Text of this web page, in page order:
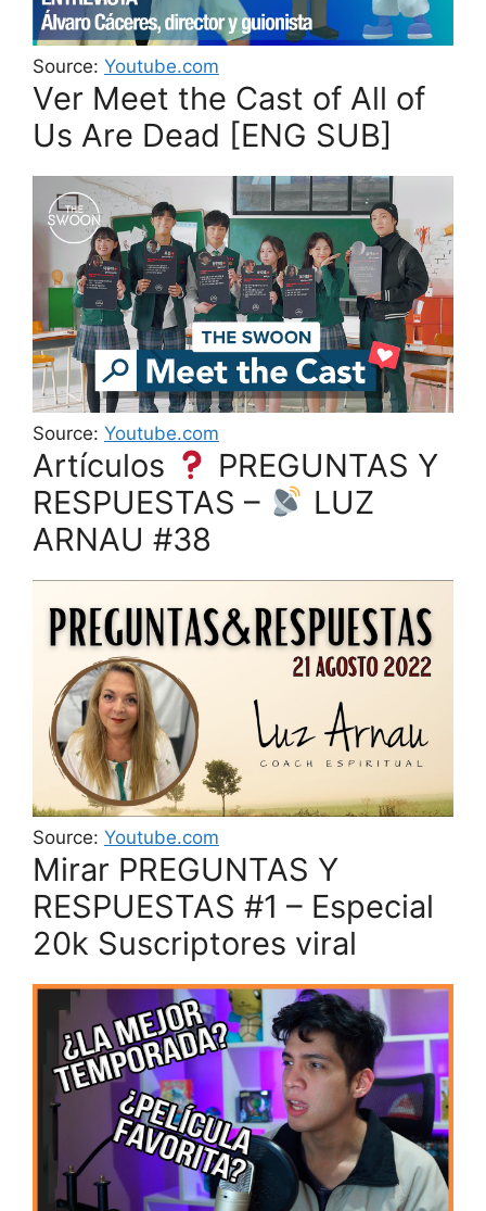
Source: Youtube.com
Ver Meet the Cast of All of
Us Are Dead [ENG SUB]
Source: Youtube.com
Artículos
PREGUNTAS Y
RESPUESTAS –
LUZ
ARNAU #38
Source: Youtube.com
Mirar PREGUNTAS Y
RESPUESTAS #1 – Especial
20k Suscriptores viral